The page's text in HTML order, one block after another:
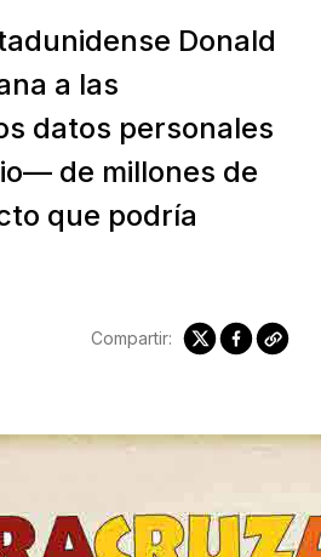
Donald
a las
datos personales
de millones de
que podría
Compartir: